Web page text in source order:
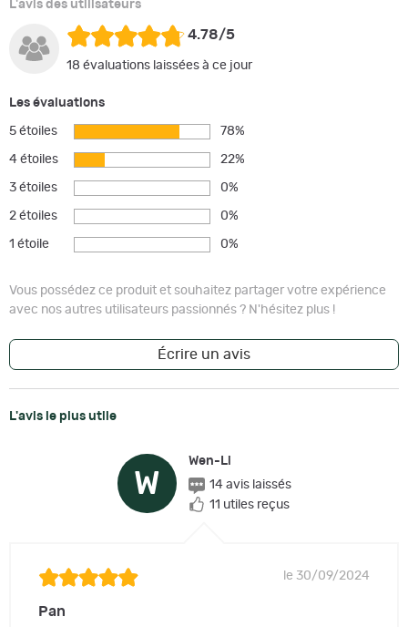
L'avis des utilisateurs
4.78/5
18 évaluations laissées à ce jour
Les évaluations
5 étoiles 78%
4 étoiles 22%
3 étoiles 0%
2 étoiles 0%
1 étoile 0%
Vous possédez ce produit et souhaitez partager votre expérience
avec nos autres utilisateurs passionnés ? N'hésitez plus !
Écrire un avis
L'avis le plus utile
W
Wen-Li
14 avis laissés
11 utiles reçus
le 30/09/2024
Pan